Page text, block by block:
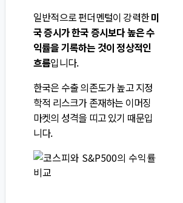
일반적으로 펀더멘털이 강력한미
국 증시가 한국 증시보다 높은 수
익률을 기록하는 것이 정상적인
흐름입니다.
한국은 수출 의존도가 높고 지정
학적 리스크가 존재하는 이머징
마켓의 성격을 띠고 있기 때문입
니다.